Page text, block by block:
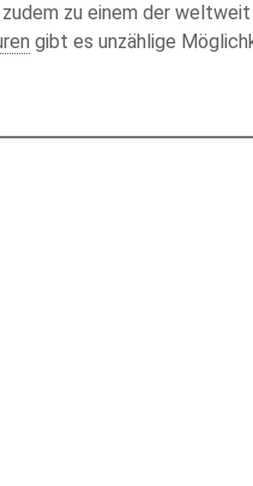
zu einem der
gibt es unzählige